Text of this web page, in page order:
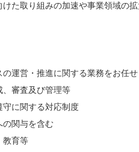
けた取り組みの加速や事業領域の
運営・推進に関する業務をお任せ
、審査及び管理等
守に関する対応制度
の関与を含む
教育等